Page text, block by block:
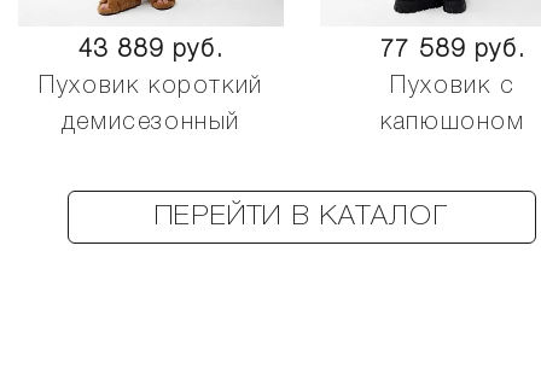
43 889 руб.
Пуховик короткий
демисезонный
77 589 руб.
Пуховик с
капюшоном
ПЕРЕЙТИ В КАТАЛОГ